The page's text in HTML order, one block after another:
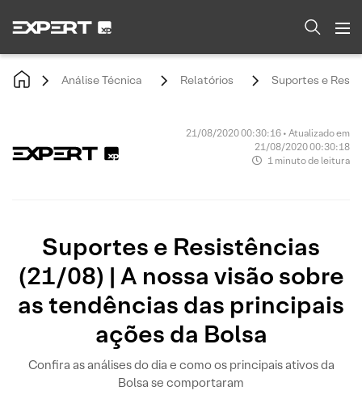
Análise Técnica Relatórios Suportes e
21/08/2020 00:30:16 • Atualizado em
21/08/2020 00:30:18
1 minuto de leitura
Suportes e Resistências
(21/08) | A nossa visão sobre
as tendências das principais
ações da Bolsa
Confira as análises do dia e como os principais ativos da
Bolsa se comportaram